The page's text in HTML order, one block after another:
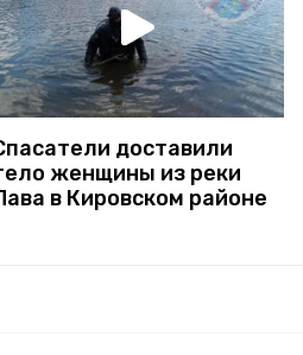
доставили
женщины из реки
в Кировском районе